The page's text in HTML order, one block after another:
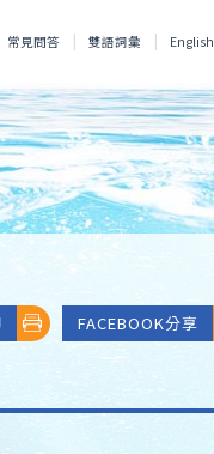
常見問答 雙語詞彙 English
FACEBOOK分享